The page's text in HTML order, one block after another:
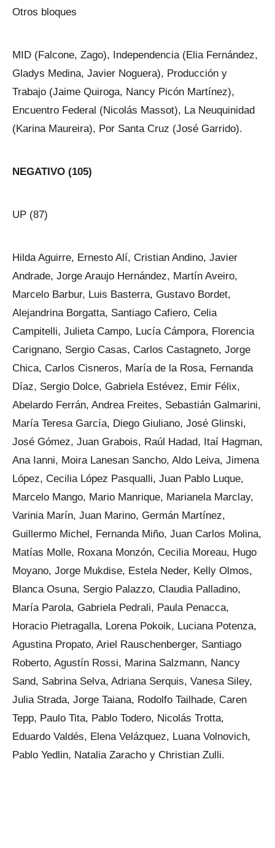
Otros bloques
MID (Falcone, Zago), Independencia (Elia Fernández,
Gladys Medina, Javier Noguera), Producción y
Trabajo (Jaime Quiroga, Nancy Picón Martínez),
Encuentro Federal (Nicolás Massot), La Neuquinidad
(Karina Maureira), Por Santa Cruz (José Garrido).
NEGATIVO (105)
UP (87)
Hilda Aguirre, Ernesto Alí, Cristian Andino, Javier
Andrade, Jorge Araujo Hernández, Martín Aveiro,
Marcelo Barbur, Luis Basterra, Gustavo Bordet,
Alejandrina Borgatta, Santiago Cafiero, Celia
Campitelli, Julieta Campo, Lucía Cámpora, Florencia
Carignano, Sergio Casas, Carlos Castagneto, Jorge
Chica, Carlos Cisneros, María de la Rosa, Fernanda
Díaz, Sergio Dolce, Gabriela Estévez, Emir Félix,
Abelardo Ferrán, Andrea Freites, Sebastián Galmarini,
María Teresa García, Diego Giuliano, José Glinski,
José Gómez, Juan Grabois, Raúl Hadad, Itaí Hagman,
Ana Ianni, Moira Lanesan Sancho, Aldo Leiva, Jimena
López, Cecilia López Pasqualli, Juan Pablo Luque,
Marcelo Mango, Mario Manrique, Marianela Marclay,
Varinia Marín, Juan Marino, Germán Martínez,
Guillermo Michel, Fernanda Miño, Juan Carlos Molina,
Matías Molle, Roxana Monzón, Cecilia Moreau, Hugo
Moyano, Jorge Mukdise, Estela Neder, Kelly Olmos,
Blanca Osuna, Sergio Palazzo, Claudia Palladino,
María Parola, Gabriela Pedrali, Paula Penacca,
Horacio Pietragalla, Lorena Pokoik, Luciana Potenza,
Agustina Propato, Ariel Rauschenberger, Santiago
Roberto, Agustín Rossi, Marina Salzmann, Nancy
Sand, Sabrina Selva, Adriana Serquis, Vanesa Siley,
Julia Strada, Jorge Taiana, Rodolfo Tailhade, Caren
Tepp, Paulo Tita, Pablo Todero, Nicolás Trotta,
Eduardo Valdés, Elena Velázquez, Luana Volnovich,
Pablo Yedlin, Natalia Zaracho y Christian Zulli.